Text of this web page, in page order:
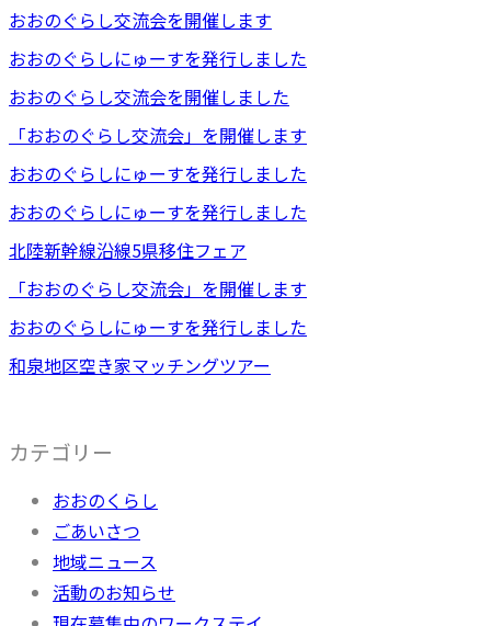
おおのぐらし交流会を開催します
おおのぐらしにゅーすを発行しました
おおのぐらし交流会を開催しました
「おおのぐらし交流会」を開催します
おおのぐらしにゅーすを発行しました
おおのぐらしにゅーすを発行しました
北陸新幹線沿線5県移住フェア
「おおのぐらし交流会」を開催します
おおのぐらしにゅーすを発行しました
和泉地区空き家マッチングツアー
カテゴリー
おおのくらし
ごあいさつ
地域ニュース
活動のお知らせ